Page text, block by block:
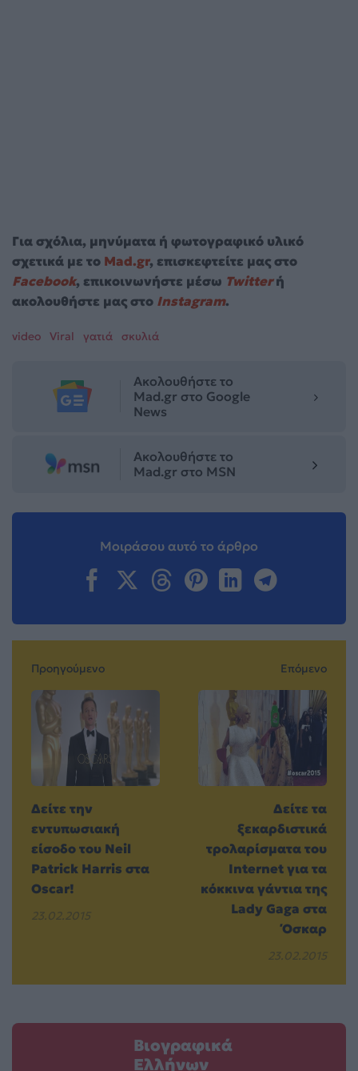
Για σχόλια, μηνύματα ή φωτογραφικό υλικό
σχετικά με το Mad.gr, επισκεφτείτε μας στο
Facebook, επικοινωνήστε μέσω Twitterή
ακολουθήστε μας στο Instagram.
video Viral γατιά σκυλιά
Ακολουθήστε το
Mad.gr στο Google
News
Ακολουθήστε το
Mad.gr στο MSN
Μοιράσου αυτό το άρθρο
Προηγούμενο
Δείτε την
εντυπωσιακή
είσοδο του Neil
Patrick Harris στα
Oscar!
23.02.2015
Επόμενο
Δείτε τα
ξεκαρδιστικά
τρολαρίσματα του
Internet για τα
κόκκινα γάντια της
Lady Gaga στα
Όσκαρ
23.02.2015
Βιογραφικά
Ελλήνων